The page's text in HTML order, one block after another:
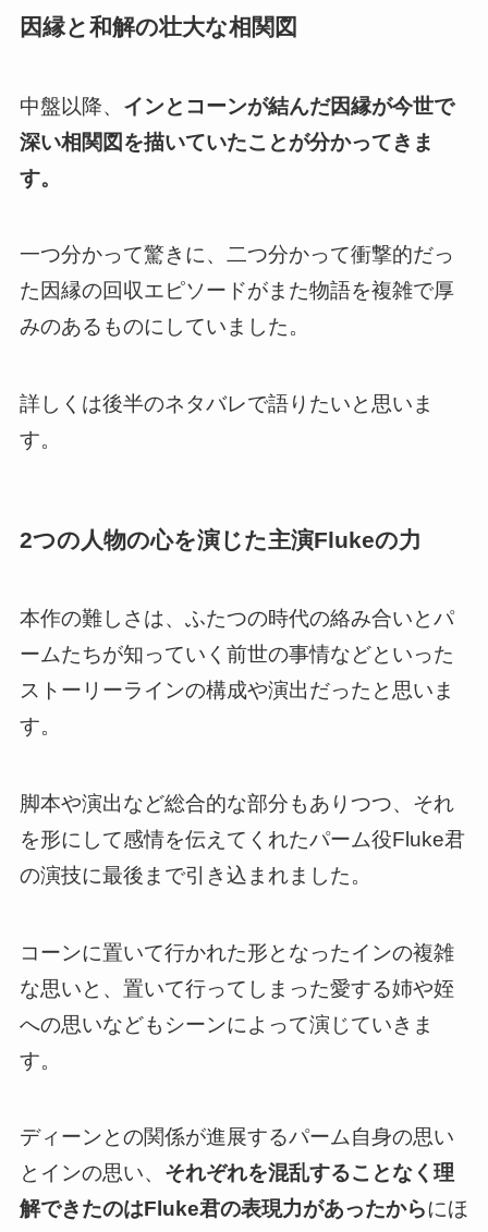
因縁と和解の壮大な相関図
中盤以降、 インとコーンが結んだ因縁が今世で
深い相関図を描いていたことが分かってきま
す。
一つ分かって驚きに、二つ分かって衝撃的だっ
た因縁の回収エピソードがまた物語を複雑で厚
みのあるものにしていました。
詳しくは後半のネタバレで語りたいと思いま
す。
2つの人物の心を演じた主演Flukeの力
本作の難しさは、ふたつの時代の絡み合いとパ
ームたちが知っていく前世の事情などといった
ストーリーラインの構成や演出だったと思いま
す。
脚本や演出など総合的な部分もありつつ、それ
を形にして感情を伝えてくれたパーム役Fluke君
の演技に最後まで引き込まれました。
コーンに置いて行かれた形となったインの複雑
な思いと、置いて行ってしまった愛する姉や姪
への思いなどもシーンによって演じていきま
す。
ディーンとの関係が進展するパーム自身の思い
とインの思い、 それぞれを混乱することなく理
解できたのはFluke君の表現力があったからにほ